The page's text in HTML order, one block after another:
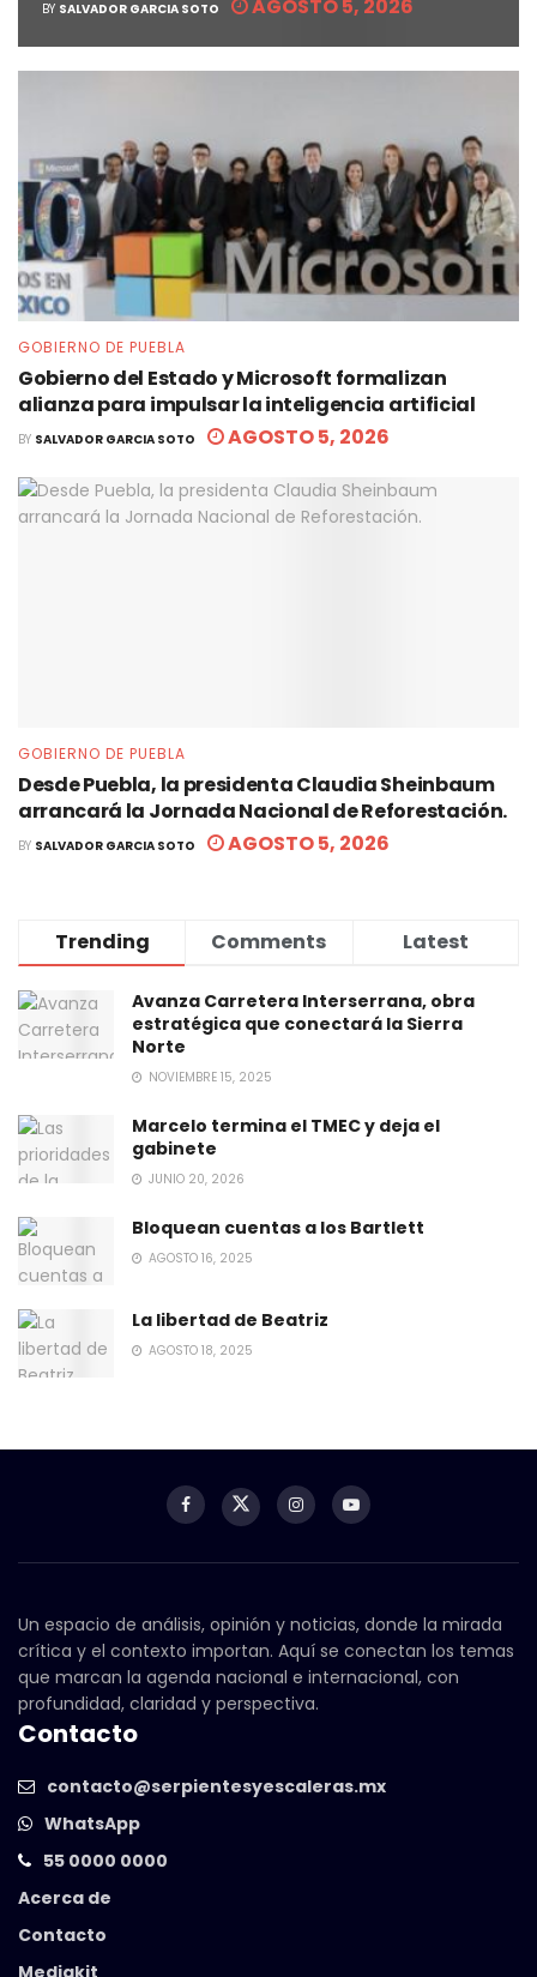
BY SALVADOR GARCIA SOTO AGOSTO 5, 2026
GOBIERNO DE PUEBLA
Gobierno del Estado y Microsoft formalizan
alianza para impulsar la inteligencia artificial
BY SALVADOR GARCIA SOTO AGOSTO 5, 2026
GOBIERNO DE PUEBLA
Desde Puebla, la presidenta Claudia Sheinbaum
arrancará la Jornada Nacional de Reforestación.
BY SALVADOR GARCIA SOTO AGOSTO 5, 2026
Trending Comments Latest
Avanza Carretera Interserrana, obra
estratégica que conectará la Sierra
Norte
NOVIEMBRE 15, 2025
Marcelo termina el TMEC y deja el
gabinete
JUNIO 20, 2026
Bloquean cuentas a los Bartlett
AGOSTO 16, 2025
La libertad de Beatriz
AGOSTO 18, 2025
Un espacio de análisis, opinión y noticias, donde la mirada
crítica y el contexto importan. Aquí se conectan los temas
que marcan la agenda nacional e internacional, con
profundidad, claridad y perspectiva.
Contacto
contacto@serpientesyescaleras.mx
WhatsApp
55 0000 0000
Acerca de
Contacto